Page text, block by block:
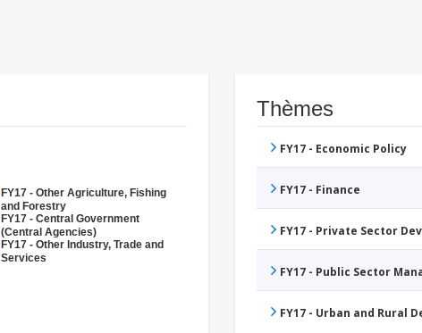
FY17 - Other Agriculture, Fishing
and Forestry
FY17 - Central Government
(Central Agencies)
FY17 - Other Industry, Trade and
Services
Thèmes
FY17 - Economic Policy
FY17 - Finance
FY17 - Private Sector
FY17 - Public Sector
FY17 - Urban and Rural